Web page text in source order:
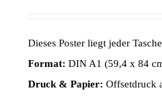
Dieses Poster liegt jeder
Format: DIN A1 (59,4 x 84
Druck & Papier: Offsetdruck